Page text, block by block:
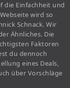
die Einfachheit und
wird so
Schnack. Wir
Ähnliches. Die
Faktoren
du dennoch
eines Deals,
über Vorschläge